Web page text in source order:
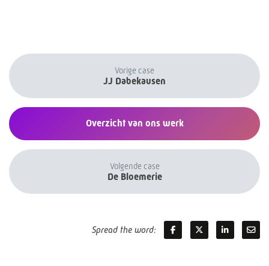
Vorige case
JJ Dabekausen
Overzicht van ons werk
Volgende case
De Bloemerie
Spread the word: